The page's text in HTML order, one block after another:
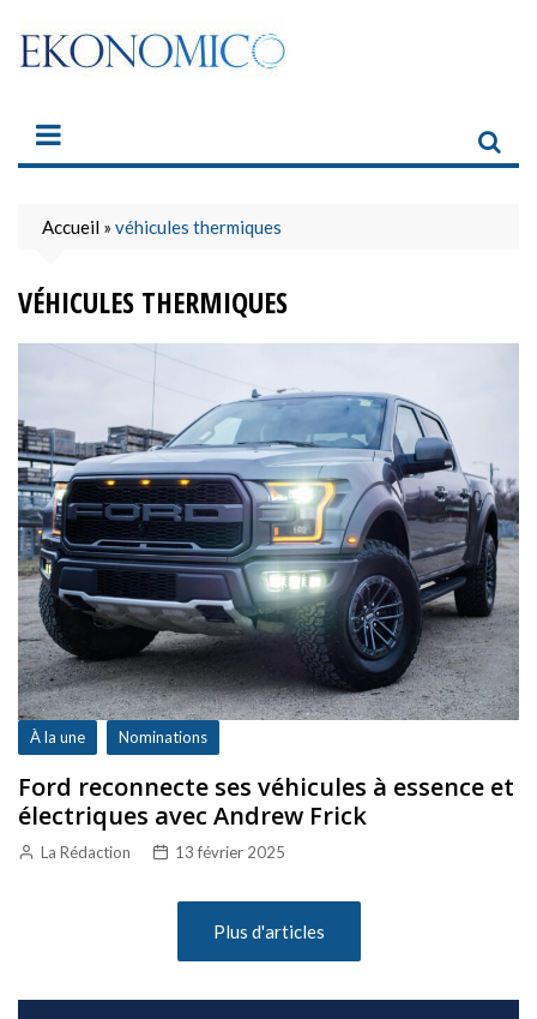
content
Accueil » véhicules thermiques
VÉHICULES THERMIQUES
À la une Nominations
Ford reconnecte ses véhicules à essence et
électriques avec Andrew Frick
La Rédaction 13 février 2025
Plus d'articles